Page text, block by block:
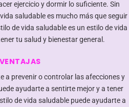
ejercicio y dormir lo suficiente. Sin
saludable es mucho más que seguir
de vida saludable es un estilo de vida
tu salud y bienestar general.
VENTAJAS
a prevenir o controlar las afecciones y
ayudarte a sentirte mejor y a tener
de vida saludable puede ayudarte a